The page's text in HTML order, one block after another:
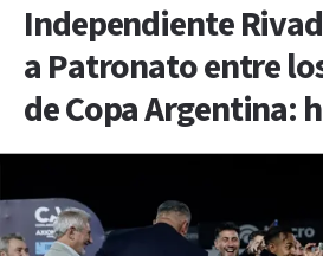
Independiente
a Patronato entre
de Copa Argentina: